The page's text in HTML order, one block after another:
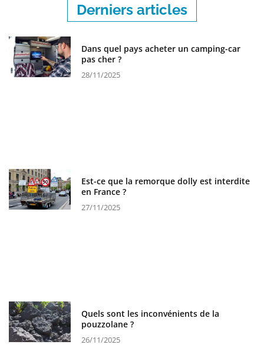
Derniers articles
Dans quel pays acheter un camping-car
pas cher ?
28/11/2025
Est-ce que la remorque dolly est interdite
en France ?
27/11/2025
Quels sont les inconvénients de la
pouzzolane ?
26/11/2025